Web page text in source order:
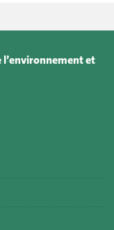
l’environnement et